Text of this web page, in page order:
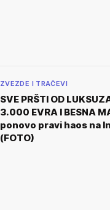
ZVEZDE I TRAČEVI
SVE PRŠTI OD
3.000 EVRA I BESNA
ponovo pravi haos na
(FOTO)